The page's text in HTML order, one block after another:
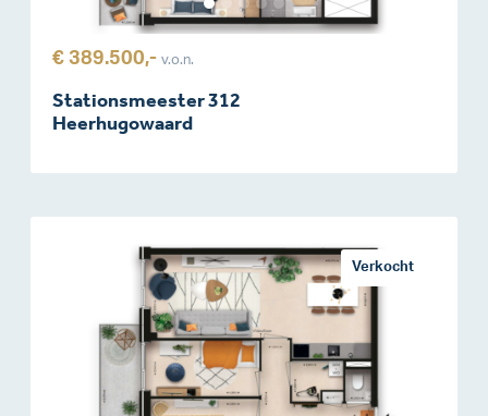
€ 389.500,- v.o.n.
Stationsmeester 312
Heerhugowaard
Verkocht